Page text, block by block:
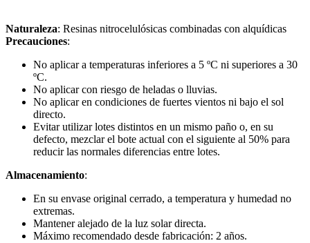
Naturaleza: Resinas nitrocelulósicas combinadas con alquídicas
Precauciones:
No aplicar a temperaturas inferiores a 5 ºC ni superiores a 30
ºC.
No aplicar con riesgo de heladas o lluvias.
No aplicar en condiciones de fuertes vientos ni bajo el sol
directo.
Evitar utilizar lotes distintos en un mismo paño o, en su
defecto, mezclar el bote actual con el siguiente al 50% para
reducir las normales diferencias entre lotes.
Almacenamiento:
En su envase original cerrado, a temperatura y humedad no
extremas.
Mantener alejado de la luz solar directa.
Máximo recomendado desde fabricación: 2 años.